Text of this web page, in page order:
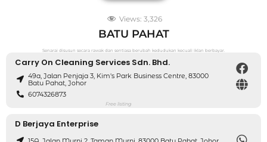
Views: 3,326
BATU PAHAT
Senarai disusun secara rawak dan sentiasa berubah kedudukan kecuali iklan berbayar.
Carry On Cleaning Services Sdn. Bhd.
49a, Jalan Penjaja 3, Kim's Park Business Centre, 83000
Batu Pahat, Johor
6074326873
Free listing
D Berjaya Enterprise